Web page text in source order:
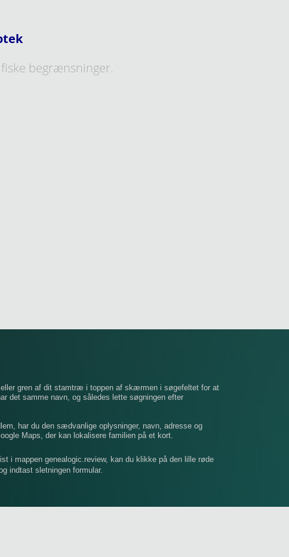
begrænsninger.
gren af ​​dit stamtræ i toppen af ​​skærmen i søgefeltet for at
det samme navn, og således lette søgningen efter
har du den sædvanlige oplysninger, navn, adresse og
Maps, der kan lokalisere familien på et kort.
i mappen genealogic.review, kan du klikke på den lille røde
indtast sletningen formular.